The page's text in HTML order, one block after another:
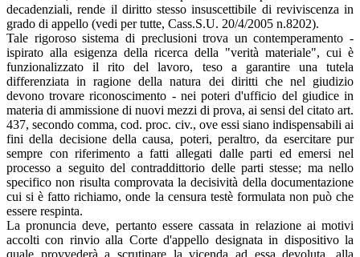
decadenziali, rende il diritto stesso insuscettibile di reviviscenza in
grado di appello (vedi per tutte, Cass.S.U. 20/4/2005 n.8202).
Tale rigoroso sistema di preclusioni trova un contemperamento -
ispirato alla esigenza della ricerca della "verità materiale", cui è
funzionalizzato il rito del lavoro, teso a garantire una tutela
differenziata in ragione della natura dei diritti che nel giudizio
devono trovare riconoscimento - nei poteri d'ufficio del giudice in
materia di ammissione di nuovi mezzi di prova, ai sensi del citato art.
437, secondo comma, cod. proc. civ., ove essi siano indispensabili ai
fini della decisione della causa, poteri, peraltro, da esercitare pur
sempre con riferimento a fatti allegati dalle parti ed emersi nel
processo a seguito del contraddittorio delle parti stesse; ma nello
specifico non risulta comprovata la decisività della documentazione
cui si è fatto richiamo, onde la censura testè formulata non può che
essere respinta.
La pronuncia deve, pertanto essere cassata in relazione ai motivi
accolti con rinvio alla Corte d'appello designata in dispositivo la
quale provvederà a scrutinare la vicenda ad essa devoluta, alla